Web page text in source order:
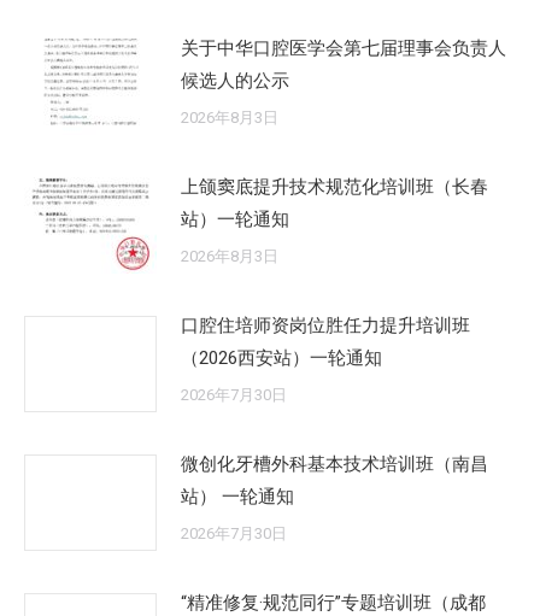
关于中华口腔医学会第七届理事会负责人
候选人的公示
2026年8月3日
上颌窦底提升技术规范化培训班（长春
站）一轮通知
2026年8月3日
口腔住培师资岗位胜任力提升培训班
（2026西安站）一轮通知
2026年7月30日
微创化牙槽外科基本技术培训班（南昌
站） 一轮通知
2026年7月30日
“精准修复·规范同行”专题培训班（成都